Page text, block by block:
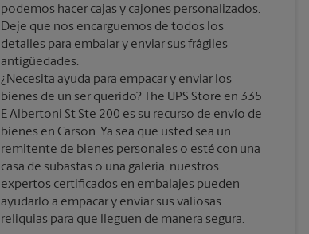
podemos hacer cajas y cajones personalizados.
Deje que nos encarguemos de todos los
detalles para embalar y enviar sus frágiles
antigüedades.
¿Necesita ayuda para empacar y enviar los
bienes de un ser querido? The UPS Store en 335
E Albertoni St Ste 200 es su recurso de envío de
bienes en Carson. Ya sea que usted sea un
remitente de bienes personales o esté con una
casa de subastas o una galería, nuestros
expertos certificados en embalajes pueden
ayudarlo a empacar y enviar sus valiosas
reliquias para que lleguen de manera segura.